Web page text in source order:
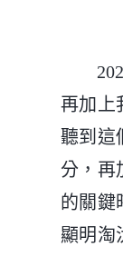
再加上
聽到這
分，再
的關鍵
顯明淘